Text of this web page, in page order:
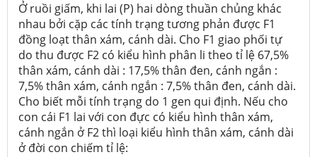
Ở ruồi giấm, khi lai (P) hai dòng thuần chủng khác
nhau bởi cặp các tính trạng tương phản được F1
đồng loạt thân xám, cánh dài. Cho F1 giao phối tự
do thu được F2 có kiểu hình phân li theo tỉ lệ 67,5%
thân xám, cánh dài : 17,5% thân đen, cánh ngắn :
7,5% thân xám, cánh ngắn : 7,5% thân đen, cánh dài.
Cho biết mỗi tính trạng do 1 gen qui định. Nếu cho
con cái F1 lai với con đực có kiểu hình thân xám,
cánh ngắn ở F2 thì loại kiểu hình thân xám, cánh dài
ở đời con chiếm tỉ lệ: